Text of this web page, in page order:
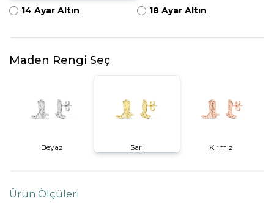
14 Ayar Altın 18 Ayar Altın
Maden Rengi Seç
Beyaz Sarı Kırmızı
Ürün Ölçüleri